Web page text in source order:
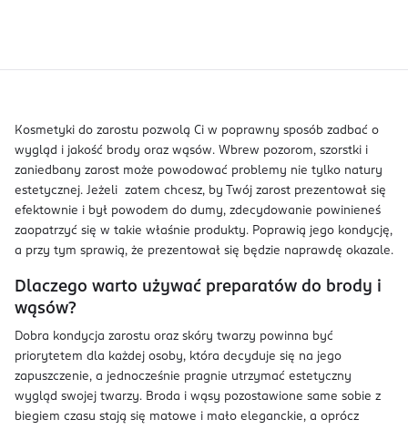
Kosmetyki do zarostu pozwolą Ci w poprawny sposób zadbać o
wygląd i jakość brody oraz wąsów. Wbrew pozorom, szorstki i
zaniedbany zarost może powodować problemy nie tylko natury
estetycznej. Jeżeli zatem chcesz, by Twój zarost prezentował się
efektownie i był powodem do dumy, zdecydowanie powinieneś
zaopatrzyć się w takie właśnie produkty. Poprawią jego kondycję,
a przy tym sprawią, że prezentował się będzie naprawdę okazale.
Dlaczego warto używać preparatów do brody i
wąsów?
Dobra kondycja zarostu oraz skóry twarzy powinna być
priorytetem dla każdej osoby, która decyduje się na jego
zapuszczenie, a jednocześnie pragnie utrzymać estetyczny
wygląd swojej twarzy. Broda i wąsy pozostawione same sobie z
biegiem czasu stają się matowe i mało eleganckie, a oprócz